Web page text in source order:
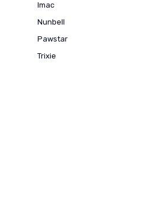
Imac
Nunbell
Pawstar
Trixie